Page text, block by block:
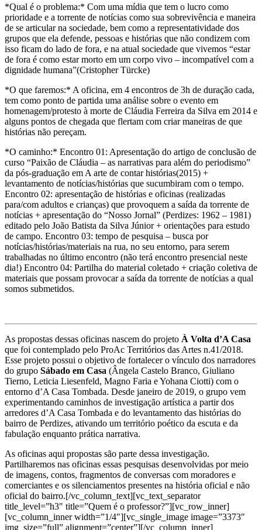
*Qual é o problema:* Com uma mídia que tem o lucro como
prioridade e a torrente de notícias como sua sobrevivência e maneira
de se articular na sociedade, bem como a representatividade dos
grupos que ela defende, pessoas e histórias que não condizem com
isso ficam do lado de fora, e na atual sociedade que vivemos “estar
de fora é como estar morto em um corpo vivo – incompatível com a
dignidade humana”(Cristopher Türcke)
*O que faremos:* A oficina, em 4 encontros de 3h de duração cada,
tem como ponto de partida uma análise sobre o evento em
homenagem/protesto à morte de Cláudia Ferreira da Silva em 2014 e
alguns pontos de chegada que flertam com criar maneiras de que
histórias não pereçam.
*O caminho:* Encontro 01: Apresentação do artigo de conclusão de
curso “Paixão de Cláudia – as narrativas para além do periodismo”
da pós-graduação em A arte de contar histórias(2015) +
levantamento de notícias/histórias que sucumbiram com o tempo.
Encontro 02: apresentação de histórias e oficinas (realizadas
para/com adultos e crianças) que provoquem a saída da torrente de
notícias + apresentação do “Nosso Jornal” (Perdizes: 1962 – 1981)
editado pelo João Batista da Silva Júnior + orientações para estudo
de campo. Encontro 03: tempo de pesquisa – busca por
notícias/histórias/materiais na rua, no seu entorno, para serem
trabalhadas no último encontro (não terá encontro presencial neste
dia!) Encontro 04: Partilha do material coletado + criação coletiva de
materiais que possam provocar a saída da torrente de notícias a qual
somos submetidos.
As propostas dessas oficinas nascem do projeto À Volta d’A Casa
que foi contemplado pelo ProAc Territórios das Artes n.41/2018.
Esse projeto possui o objetivo de fortalecer o vínculo dos narradores
do grupo Sábado em Casa (Ângela Castelo Branco, Giuliano
Tierno, Leticia Liesenfeld, Magno Faria e Yohana Ciotti) com o
entorno d’A Casa Tombada. Desde janeiro de 2019, o grupo vem
experimentando caminhos de investigação artística a partir dos
arredores d’A Casa Tombada e do levantamento das histórias do
bairro de Perdizes, ativando um território poético da escuta e da
fabulação enquanto prática narrativa.
As oficinas aqui propostas são parte dessa investigação.
Partilharemos nas oficinas essas pesquisas desenvolvidas por meio
de imagens, contos, fragmentos de conversas com moradores e
comerciantes e os silenciamentos presentes na história oficial e não
oficial do bairro.[/vc_column_text][vc_text_separator
title_level=”h3″ title=”Quem é o professor?”][vc_row_inner]
[vc_column_inner width=”1/4″][vc_single_image image=”3373″
img_size=”full” alignment=”center”][/vc_column_inner]